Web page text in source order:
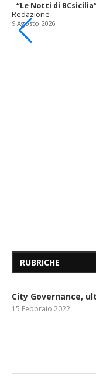
“Le Notti di
Redazione
9 Agosto 2026
RUBRICHE
City Governance,
15 Febbraio 2022